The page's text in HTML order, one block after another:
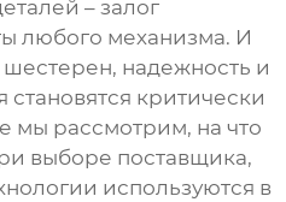
– залог
любого механизма. И
шестерен, надежность и
становятся критически
мы рассмотрим, на что
выборе поставщика,
используются в